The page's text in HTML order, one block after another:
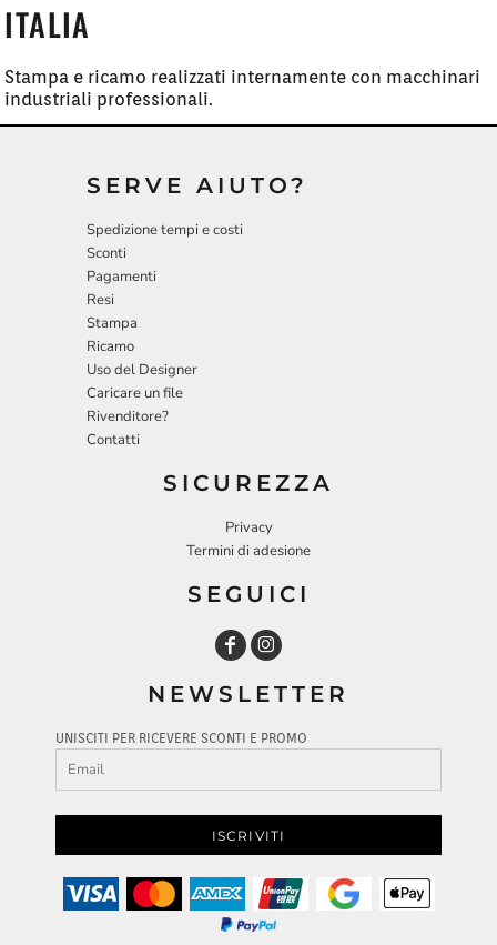
ITALIA
Stampa e ricamo realizzati internamente con macchinari
industriali professionali.
SERVE AIUTO?
Spedizione tempi e costi
Sconti
Pagamenti
Resi
Stampa
Ricamo
Uso del Designer
Caricare un file
Rivenditore?
Contatti
SICUREZZA
Privacy
Termini di adesione
SEGUICI
NEWSLETTER
UNISCITI PER RICEVERE SCONTI E PROMO
ISCRIVITI